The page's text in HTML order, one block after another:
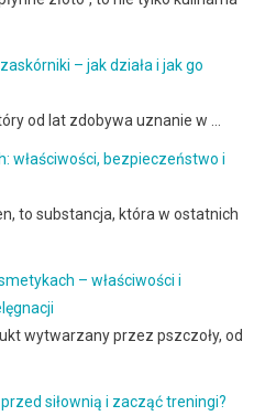
– jak działa i jak go
od lat zdobywa uznanie w …
właściwości, bezpieczeństwo i
to substancja, która w ostatnich
– właściwości i
wytwarzany przez pszczoły, od
siłownią i zacząć treningi?